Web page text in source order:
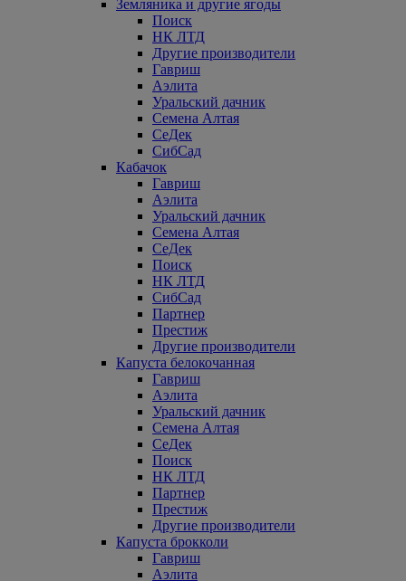
Земляника и другие ягоды
Поиск
НК ЛТД
Другие производители
Гавриш
Аэлита
Уральский дачник
Семена Алтая
СеДек
СибСад
Кабачок
Гавриш
Аэлита
Уральский дачник
Семена Алтая
СеДек
Поиск
НК ЛТД
СибСад
Партнер
Престиж
Другие производители
Капуста белокочанная
Гавриш
Аэлита
Уральский дачник
Семена Алтая
СеДек
Поиск
НК ЛТД
Партнер
Престиж
Другие производители
Капуста брокколи
Гавриш
Аэлита